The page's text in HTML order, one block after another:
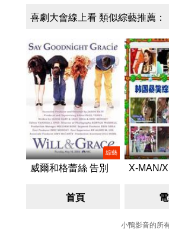
喜劇大會線上看 類似綜藝推薦：
綜藝
威爾和格蕾絲 告別
Goodnight Gracie
X-MAN/X
首頁
小鴨影音的所